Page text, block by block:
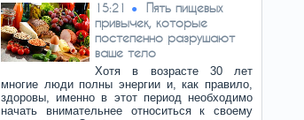
15:21
Пять пищевых
привычек, которые
постепенно разрушают
ваше тело
Хотя в возрасте 30 лет
многие люди полны энергии и, как правило,
здоровы, именно в этот период необходимо
начать внимательнее относиться к своему